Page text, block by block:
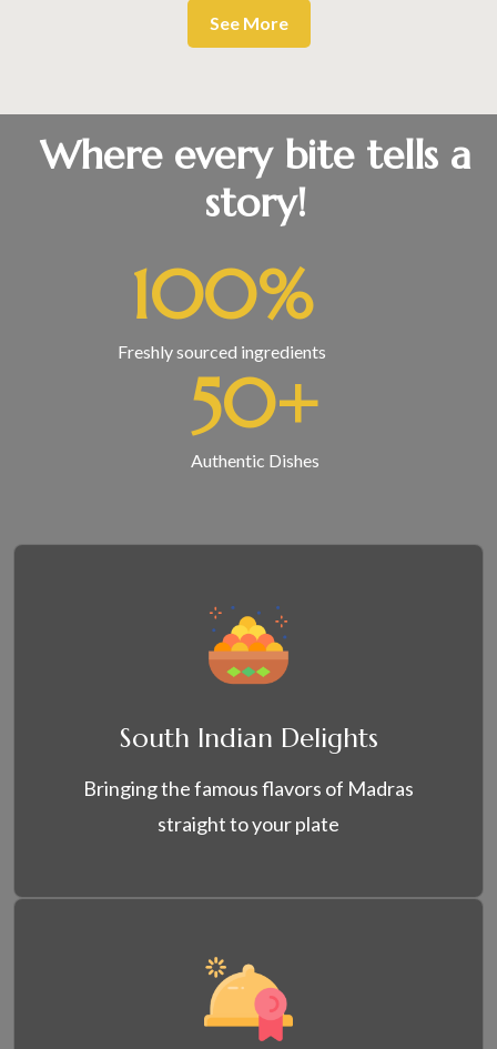
See More
Where every bite tells a
story!
100%
Freshly sourced ingredients
50+
Authentic Dishes
South Indian Delights
Bringing the famous flavors of Madras
straight to your plate